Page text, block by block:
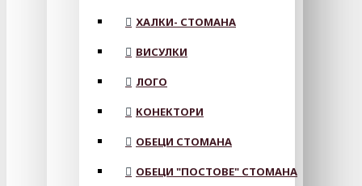
ХАЛКИ- СТОМАНА
ВИСУЛКИ
ЛОГО
КОНЕКТОРИ
ОБЕЦИ СТОМАНА
ОБЕЦИ "ПОСТОВЕ" СТОМАНА